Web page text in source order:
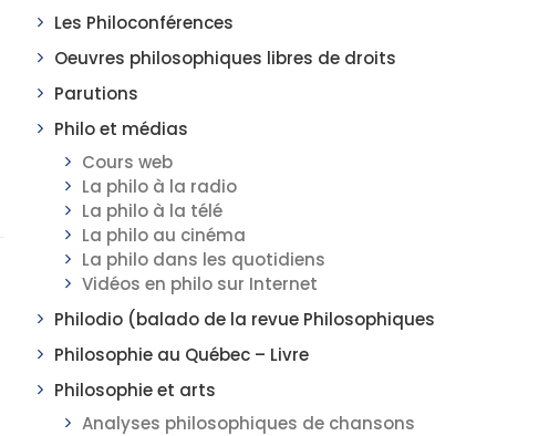
Les Philoconférences
Oeuvres philosophiques libres de droits
Parutions
Philo et médias
Cours web
La philo à la radio
La philo à la télé
La philo au cinéma
La philo dans les quotidiens
Vidéos en philo sur Internet
Philodio (balado de la revue Philosophiques
Philosophie au Québec – Livre
Philosophie et arts
Analyses philosophiques de chansons